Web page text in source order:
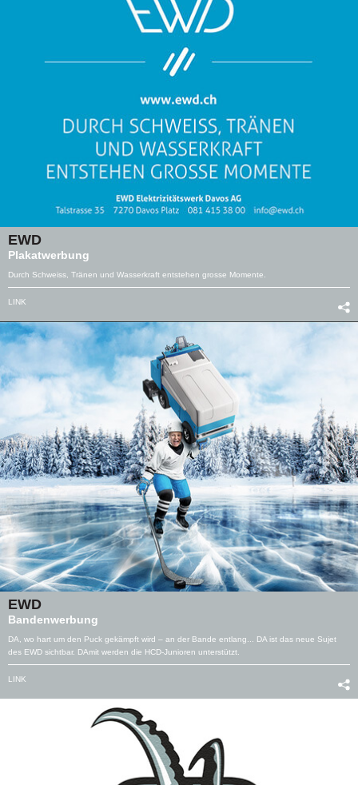
EWD
Plakatwerbung
Durch Schweiss, Tränen und Wasserkraft entstehen grosse Momente.
LINK
EWD
Bandenwerbung
DA, wo hart um den Puck gekämpft wird – an der Bande entlang... DA ist das neue Sujet
des EWD sichtbar. DAmit werden die HCD-Junioren unterstützt.
LINK